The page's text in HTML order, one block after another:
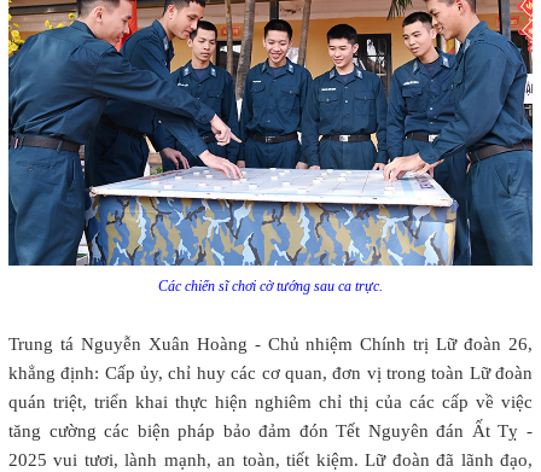
Các chiến sĩ chơi cờ tướng sau ca trực.
Trung tá Nguyễn Xuân Hoàng - Chủ nhiệm Chính trị Lữ đoàn 26,
khẳng định: Cấp ủy, chỉ huy các cơ quan, đơn vị trong toàn Lữ đoàn
quán triệt, triển khai thực hiện nghiêm chỉ thị của các cấp về việc
tăng cường các biện pháp bảo đảm đón Tết Nguyên đán Ất Tỵ -
2025 vui tươi, lành mạnh, an toàn, tiết kiệm. Lữ đoàn đã lãnh đạo,